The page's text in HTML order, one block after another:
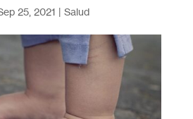
25, 2021 | Salud